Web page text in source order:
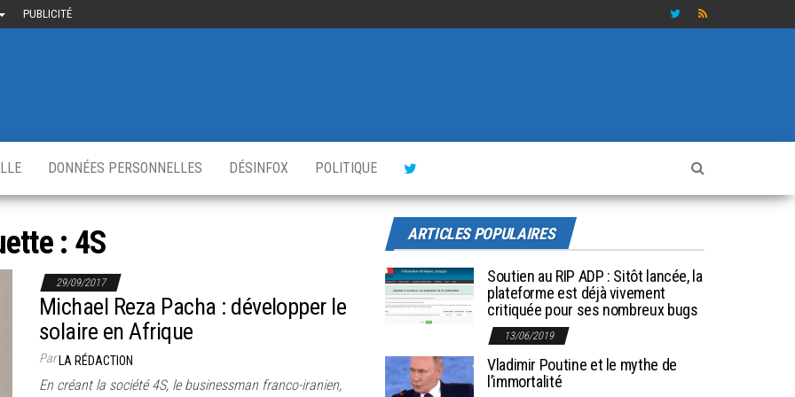
PUBLICITÉ
DONNÉES PERSONNELLES DÉSINFOX POLITIQUE
: 4S
29/09/2017
Michael Reza Pacha : développer le
solaire en Afrique
ParLA RÉDACTION
En créant la société 4S, le businessman franco-iranien,
ARTICLES POPULAIRES
Soutien au RIP ADP : Sitôt lancée, la
plateforme est déjà vivement
critiquée pour ses nombreux bugs
13/06/2019
Vladimir Poutine et le mythe de
l’immortalité